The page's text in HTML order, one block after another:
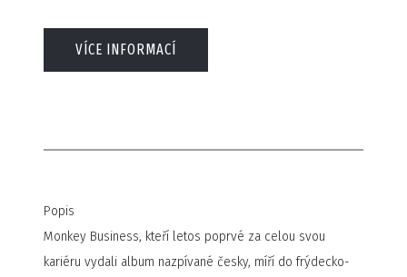
VÍCE INFORMACÍ
Popis
Monkey Business, kteří letos poprvé za celou svou
kariéru vydali album nazpívané česky, míří do frýdecko-